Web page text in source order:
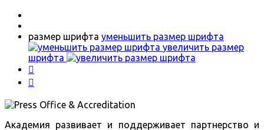
размер шрифта уменьшить размер шрифта
увеличить размер
шрифта


Академия развивает и поддерживает партнерство и